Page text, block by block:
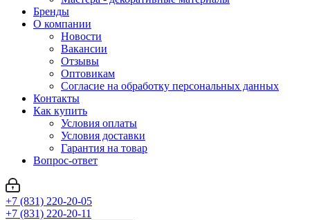
Бренды
О компании
Новости
Вакансии
Отзывы
Оптовикам
Cогласие на обработку персональных данных
Контакты
Как купить
Условия оплаты
Условия доставки
Гарантия на товар
Вопрос-ответ
+7 (831) 220-20-05
+7 (831) 220-20-11